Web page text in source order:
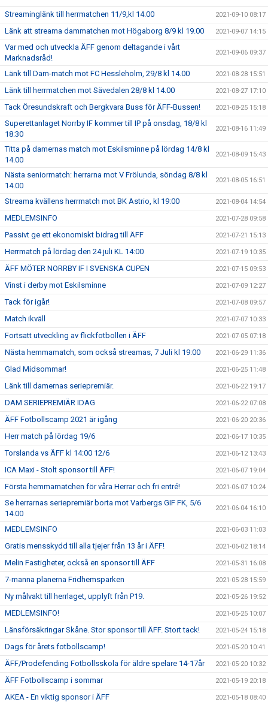
Streaminglänk till herrmatchen 11/9,kl 14.00 2021-09-10 08:17
Länk att streama dammatchen mot Högaborg 8/9 kl 19.00 2021-09-07 14:15
Var med och utveckla ÄFF genom deltagande i vårt
Marknadsråd!
2021-09-06 09:37
Länk till Dam-match mot FC Hessleholm, 29/8 kl 14.00 2021-08-28 15:51
Länk till herrmatchen mot Sävedalen 28/8 kl 14.00 2021-08-27 17:10
Tack Öresundskraft och Bergkvara Buss för ÄFF-Bussen! 2021-08-25 15:18
Superettanlaget Norrby IF kommer till IP på onsdag, 18/8 kl
18:30
2021-08-16 11:49
Titta på damernas match mot Eskilsminne på lördag 14/8 kl
14.00
2021-08-09 15:43
Nästa seniormatch: herrarna mot V Frölunda, söndag 8/8 kl
14.00
2021-08-05 16:51
Streama kvällens herrmatch mot BK Astrio, kl 19:00 2021-08-04 14:54
MEDLEMSINFO 2021-07-28 09:58
Passivt ge ett ekonomiskt bidrag till ÄFF 2021-07-21 15:13
Herrmatch på lördag den 24 juli KL 14:00 2021-07-19 10:35
ÄFF MÖTER NORRBY IF I SVENSKA CUPEN 2021-07-15 09:53
Vinst i derby mot Eskilsminne 2021-07-09 12:27
Tack för igår! 2021-07-08 09:57
Match ikväll 2021-07-07 10:33
Fortsatt utveckling av flickfotbollen i ÄFF 2021-07-05 07:18
Nästa hemmamatch, som också streamas, 7 Juli kl 19:00 2021-06-29 11:36
Glad Midsommar! 2021-06-25 11:48
Länk till damernas seriepremiär. 2021-06-22 19:17
DAM SERIEPREMIÄR IDAG 2021-06-22 07:08
ÄFF Fotbollscamp 2021 är igång 2021-06-20 20:36
Herr match på lördag 19/6 2021-06-17 10:35
Torslanda vs ÄFF kl 14:00 12/6 2021-06-12 13:43
ICA Maxi - Stolt sponsor till ÄFF! 2021-06-07 19:04
Första hemmamatchen för våra Herrar och fri entré! 2021-06-07 10:24
Se herrarnas seriepremiär borta mot Varbergs GIF FK, 5/6
14.00
2021-06-04 16:10
MEDLEMSINFO 2021-06-03 11:03
Gratis mensskydd till alla tjejer från 13 år i ÄFF! 2021-06-02 18:14
Melin Fastigheter, också en sponsor till ÄFF 2021-05-31 16:08
7-manna planerna Fridhemsparken 2021-05-28 15:59
Ny målvakt till herrlaget, upplyft från P19. 2021-05-26 19:52
MEDLEMSINFO! 2021-05-25 10:07
Länsförsäkringar Skåne. Stor sponsor till ÄFF. Stort tack! 2021-05-24 15:18
Dags för årets fotbollscamp! 2021-05-20 10:41
ÄFF/Prodefending Fotbollsskola för äldre spelare 14-17år 2021-05-20 10:32
ÄFF Fotbollscamp i sommar 2021-05-19 20:18
AKEA - En viktig sponsor i ÄFF 2021-05-18 08:40